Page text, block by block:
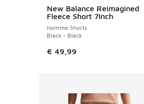
New Balance Reimagined
Fleece Short 7Inch
Homme Shorts
Black - Black
€ 49,99